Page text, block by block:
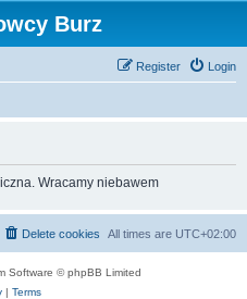
Burz
Login
Register
Wracamy niebawem
All times are UTC+02:00
Delete cookies
Software © phpBB Limited
| Terms